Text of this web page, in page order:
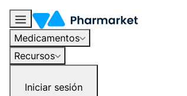
Medicamentos
Recursos
Iniciar sesión